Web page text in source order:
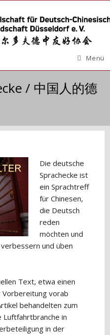
Menü
/ 中国人的德
Die deutsche
Sprachecke ist
ein Sprachtreff
für Chinesen,
die Deutsch
reden
möchten und
und üben
Text, etwa einen
Vorbereitung vorab
behandelten zum
Luftfahrtbranche in
in der